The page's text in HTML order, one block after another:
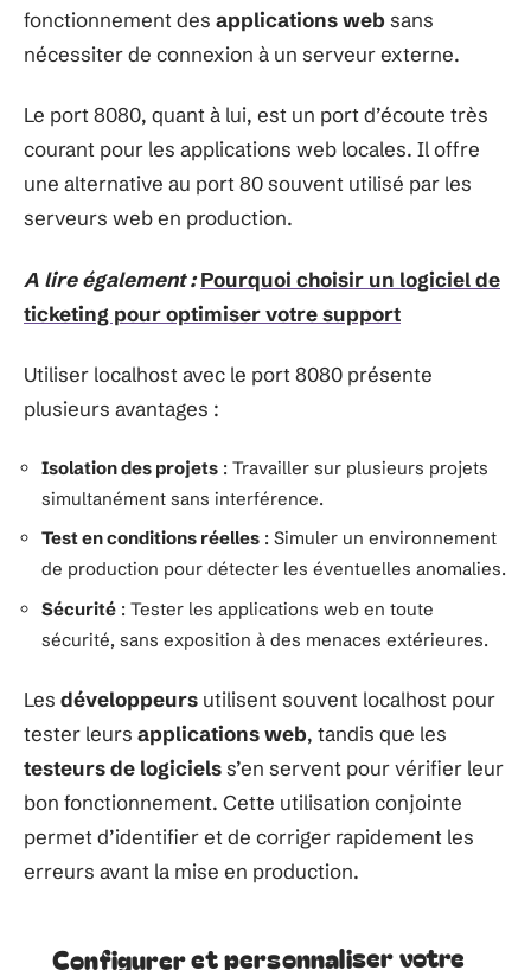
fonctionnement des applications websans
nécessiter de connexion à un serveur externe.
Le port 8080, quant à lui, est un port d’écoute très
courant pour les applications web locales. Il offre
une alternative au port 80 souvent utilisé par les
serveurs web en production.
A lire également : Pourquoi choisir un logiciel de
ticketing pour optimiser votre support
Utiliser localhost avec le port 8080 présente
plusieurs avantages :
Isolation des projets : Travailler sur plusieurs projets
simultanément sans interférence.
Test en conditions réelles : Simuler un environnement
de production pour détecter les éventuelles anomalies.
Sécurité : Tester les applications web en toute
sécurité, sans exposition à des menaces extérieures.
Les développeurs utilisent souvent localhost pour
tester leurs applications web, tandis que les
testeurs de logicielss’en servent pour vérifier leur
bon fonctionnement. Cette utilisation conjointe
permet d’identifier et de corriger rapidement les
erreurs avant la mise en production.
Configurer et personnaliser votre